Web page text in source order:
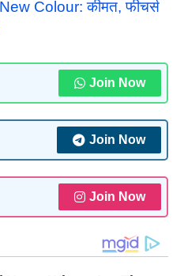
Colour: कीमत, फीचर्स
Join Now
Join Now
Join Now